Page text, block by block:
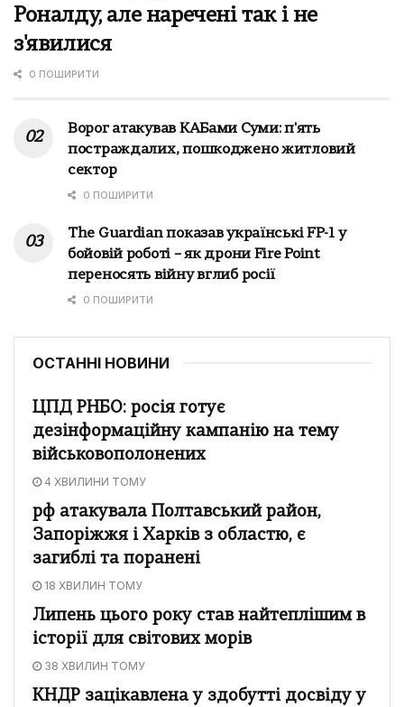
Роналду, але наречені так і не
з'явилися
0 ПОШИРИТИ
Ворог атакував КАБами Суми: п'ять
постраждалих, пошкоджено житловий
сектор
0 ПОШИРИТИ
The Guardian показав українські FP-1 у
бойовій роботі – як дрони Fire Point
переносять війну вглиб росії
0 ПОШИРИТИ
ОСТАННІ НОВИНИ
ЦПД РНБО: росія готує
дезінформаційну кампанію на тему
військовополонених
4 ХВИЛИНИ ТОМУ
рф атакувала Полтавський район,
Запоріжжя і Харків з областю, є
загиблі та поранені
18 ХВИЛИН ТОМУ
Липень цього року став найтеплішим в
історії для світових морів
38 ХВИЛИН ТОМУ
КНДР зацікавлена у здобутті досвіду у